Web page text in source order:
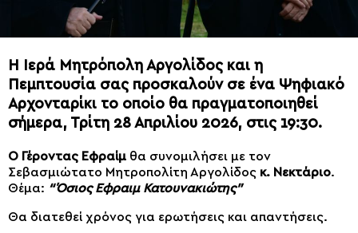
Η Ιερά Μητρόπολη Αργολίδος και η
Πεμπτουσία σας προσκαλούν σε ένα Ψηφιακό
Αρχονταρίκι το οποίο θα πραγματοποιηθεί
σήμερα, Τρίτη 28 Απριλίου 2026, στις 19:30.
Ο Γέροντας Εφραίμ θα συνομιλήσει με τον
Σεβασμιώτατο Μητροπολίτη Αργολίδος κ. Νεκτάριο.
Θέμα: “Όσιος Εφραιμ Κατουνακιώτης”
Θα διατεθεί χρόνος για ερωτήσεις και απαντήσεις.